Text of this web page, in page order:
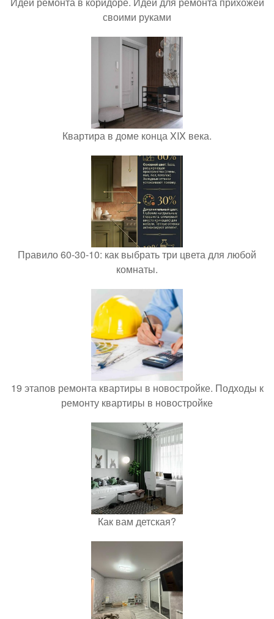
своими руками
Квартира в доме конца XIX века.
Правило 60-30-10: как выбрать три цвета для любой
комнаты.
19 этапов ремонта квартиры в новостройке. Подходы к
ремонту квартиры в новостройке
Как вам детская?